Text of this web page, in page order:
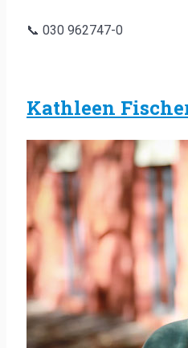
📞 030 962747-0
Kathleen